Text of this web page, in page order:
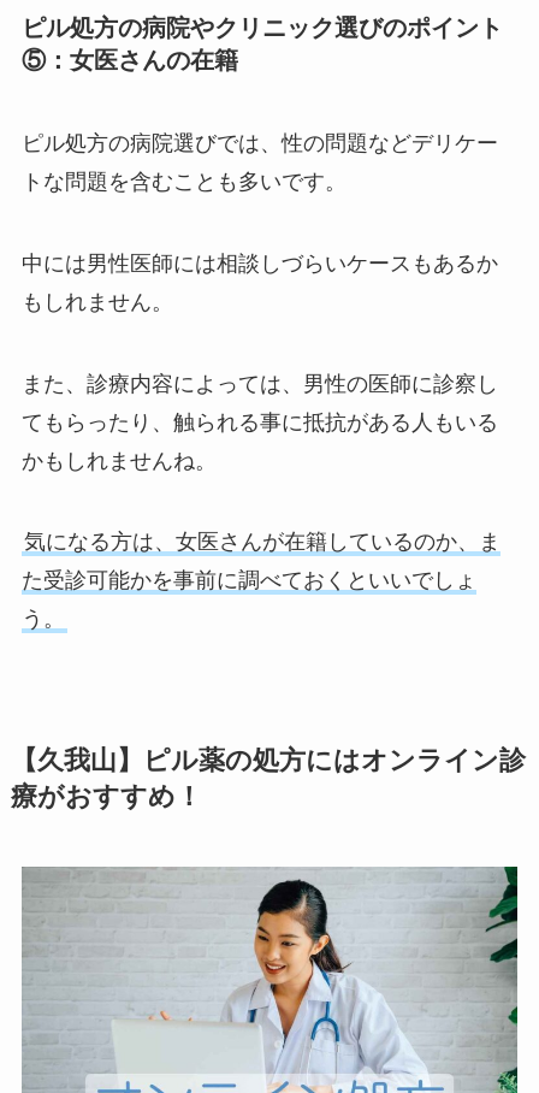
ピル処方の病院やクリニック選びのポイント
⑤：女医さんの在籍
ピル処方の病院選びでは、性の問題などデリケー
トな問題を含むことも多いです。
中には男性医師には相談しづらいケースもあるか
もしれません。
また、診療内容によっては、男性の医師に診察し
てもらったり、触られる事に抵抗がある人もいる
かもしれませんね。
気になる方は、女医さんが在籍しているのか、ま
た受診可能かを事前に調べておくといいでしょ
う。
【久我山】ピル薬の処方にはオンライン診
療がおすすめ！